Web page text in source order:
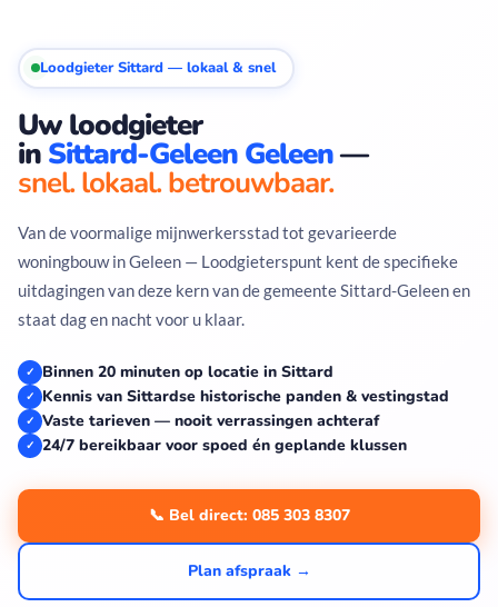
Loodgieter Sittard — lokaal & snel
Uw loodgieter
in Sittard-Geleen Geleen—
snel. lokaal. betrouwbaar.
Van de voormalige mijnwerkersstad tot gevarieerde
woningbouw in Geleen — Loodgieterspunt kent de specifieke
uitdagingen van deze kern van de gemeente Sittard-Geleen en
staat dag en nacht voor u klaar.
✓ Binnen 20 minuten op locatie in Sittard
✓ Kennis van Sittardse historische panden & vestingstad
✓ Vaste tarieven — nooit verrassingen achteraf
✓ 24/7 bereikbaar voor spoed én geplande klussen
📞 Bel direct: 085 303 8307
Plan afspraak →